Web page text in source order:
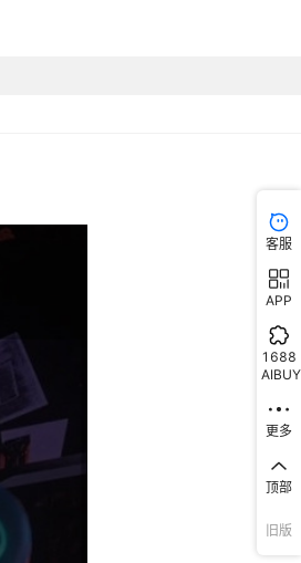
客服
APP
1688
AIBUY
更多
顶部
旧版